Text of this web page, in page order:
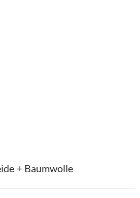
+ Baumwolle